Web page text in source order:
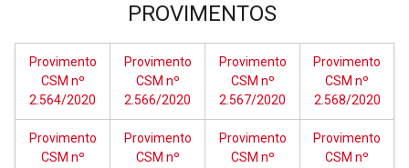
PROVIMENTOS
Provimento
CSM nº
2.564/2020
Provimento
CSM nº
2.566/2020
Provimento
CSM nº
2.567/2020
Provimento
CSM nº
2.568/2020
Provimento
CSM nº
Provimento
CSM nº
Provimento
CSM nº
Provimento
CSM nº